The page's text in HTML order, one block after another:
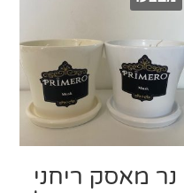
נר מאסק ריחני